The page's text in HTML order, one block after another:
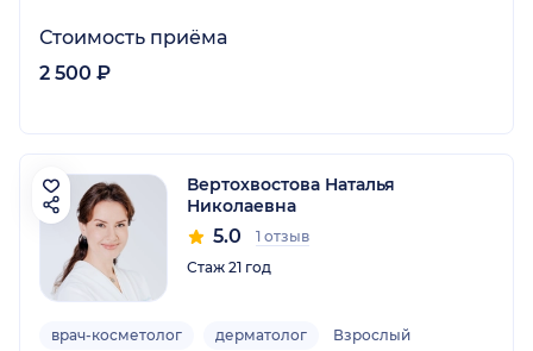
Стоимость приёма
2 500 ₽
Вертохвостова Наталья
Николаевна
5.0
1 отзыв
Стаж 21 год
врач-косметолог дерматолог Взрослый